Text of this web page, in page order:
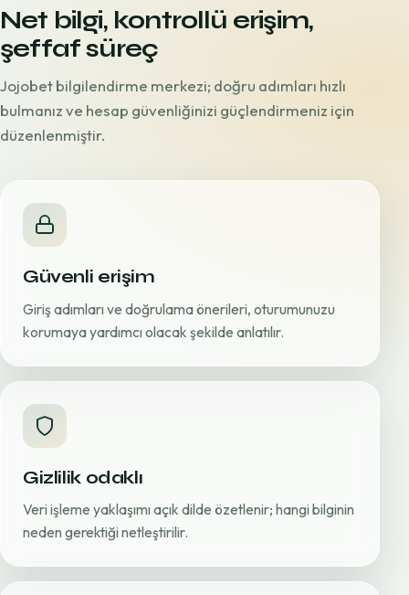
Net bilgi, kontrollü erişim,
şeffaf süreç
Jojobet bilgilendirme merkezi; doğru adımları hızlı
bulmanız ve hesap güvenliğinizi güçlendirmeniz için
düzenlenmiştir.
Güvenli erişim
Giriş adımları ve doğrulama önerileri, oturumunuzu
korumaya yardımcı olacak şekilde anlatılır.
Gizlilik odaklı
Veri işleme yaklaşımı açık dilde özetlenir; hangi bilginin
neden gerektiği netleştirilir.